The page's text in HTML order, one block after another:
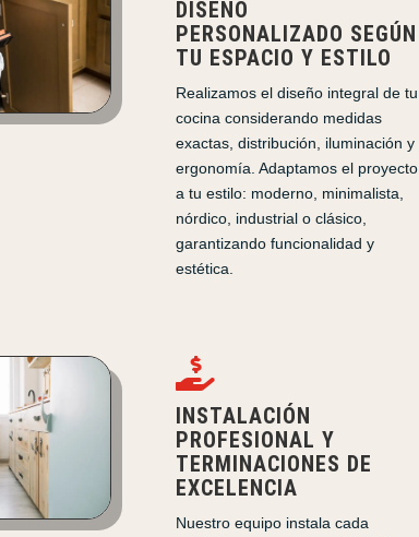
DISEÑO
PERSONALIZADO SEGÚN
TU ESPACIO Y ESTILO
Realizamos el diseño integral de tu
cocina considerando medidas
exactas, distribución, iluminación y
ergonomía. Adaptamos el proyecto
a tu estilo: moderno, minimalista,
nórdico, industrial o clásico,
garantizando funcionalidad y
estética.

INSTALACIÓN
PROFESIONAL Y
TERMINACIONES DE
EXCELENCIA
Nuestro equipo instala cada